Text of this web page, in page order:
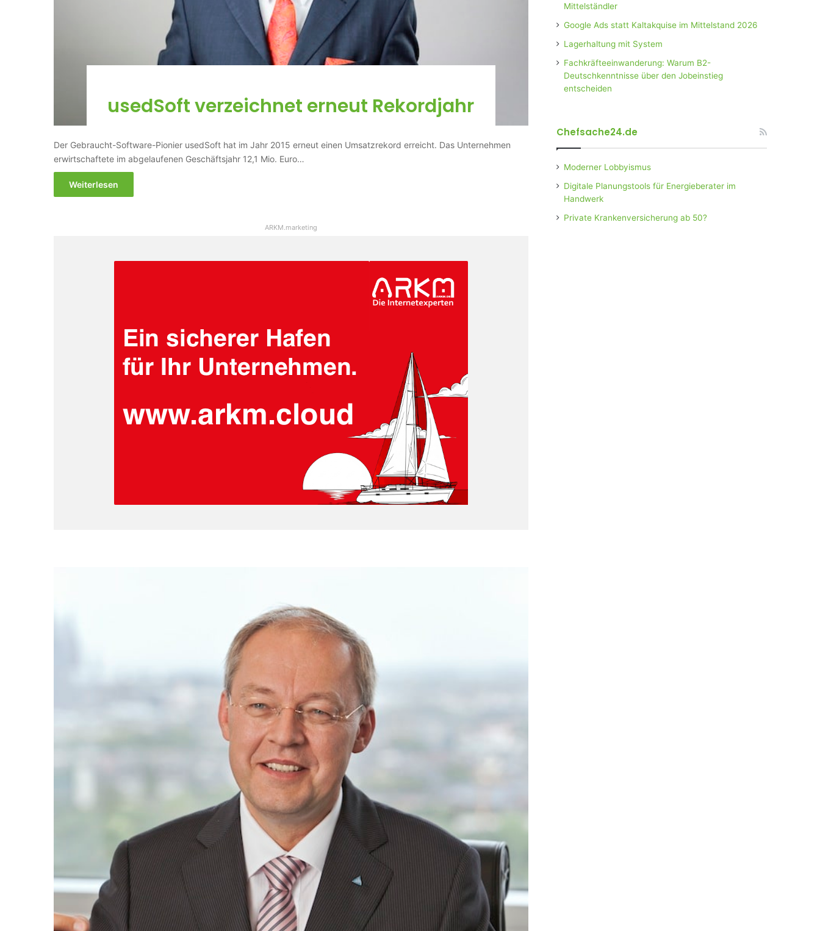
usedSoft verzeichnet erneut Rekordjahr
Der Gebraucht-Software-Pionier usedSoft hat im Jahr 2015 erneut einen Umsatzrekord erreicht. Das Unternehmen
erwirtschaftete im abgelaufenen Geschäftsjahr 12,1 Mio. Euro…
Weiterlesen
ARKM.marketing
Mittelständler
Google Ads statt Kaltakquise im Mittelstand 2026
Lagerhaltung mit System
Fachkräfteeinwanderung: Warum B2-
Deutschkenntnisse über den Jobeinstieg
entscheiden
Chefsache24.de
Moderner Lobbyismus
Digitale Planungstools für Energieberater im
Handwerk
Private Krankenversicherung ab 50?